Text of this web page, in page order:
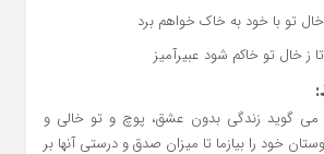
تو با خود به خاک خواهم برد
ز خال تو خاکم شود عبیرآمیز
گوید زندگی بدون عشق، پوچ و تو خالی و
خود را بیازما تا میزان صدق و درستی آنها بر